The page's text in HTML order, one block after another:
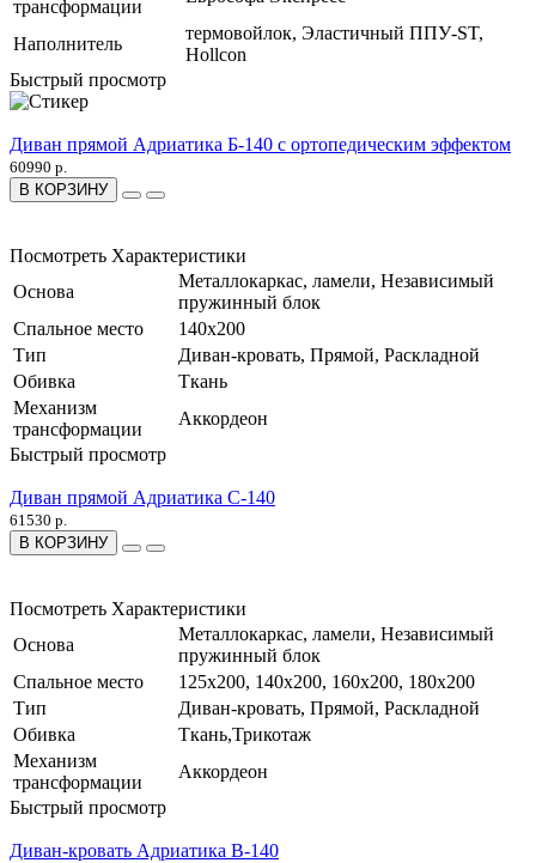
трансформации
Наполнитель
термовойлок, Эластичный ППУ-ST,
Hollcon
Быстрый просмотр
Диван прямой Адриатика Б-140 с ортопедическим эффектом
60990 р.
В КОРЗИНУ
Посмотреть Характеристики
Основа
Металлокаркас, ламели, Независимый
пружинный блок
Спальное место
140х200
Тип
Диван-кровать, Прямой, Раскладной
Обивка
Ткань
Механизм
трансформации
Аккордеон
Быстрый просмотр
Диван прямой Адриатика С-140
61530 р.
В КОРЗИНУ
Посмотреть Характеристики
Основа
Металлокаркас, ламели, Независимый
пружинный блок
Спальное место
125х200, 140х200, 160х200, 180х200
Тип
Диван-кровать, Прямой, Раскладной
Обивка
Ткань,Трикотаж
Механизм
трансформации
Аккордеон
Быстрый просмотр
Диван-кровать Адриатика В-140